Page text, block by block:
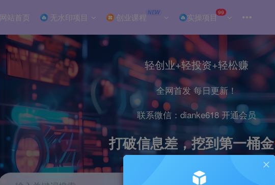
网站首页 无水印项目 创业课程 NEW 实操项目99
轻创业+轻投资+轻松赚
全网首发 每日更新！
联系微信：dianke618 开通会员
打破信息差，挖到第一桶金